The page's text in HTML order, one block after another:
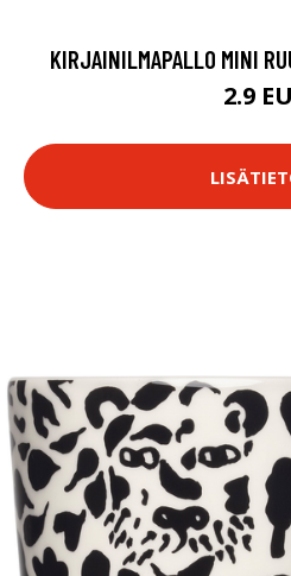
KIRJAINILMAPALLO MINI
2.9